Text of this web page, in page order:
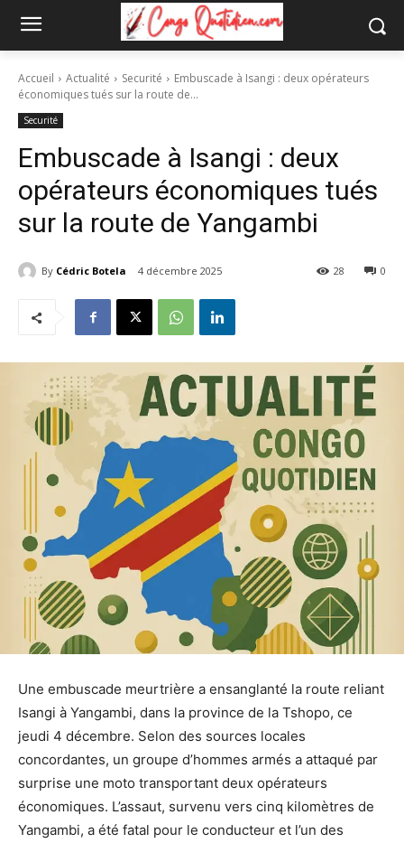
Accueil Actualité Securité
Embuscade à Isangi : deux opérateurs
économiques tués sur la route de...
Securité
Embuscade à Isangi : deux
opérateurs économiques tués
sur la route de Yangambi
By Cédric Botela 4 décembre 2025 0
28
Une embuscade meurtrière a ensanglanté la route reliant
Isangi à Yangambi, dans la province de la Tshopo, ce
jeudi 4 décembre. Selon des sources locales
concordantes, un groupe d’hommes armés a attaqué par
surprise une moto transportant deux opérateurs
économiques. L’assaut, survenu vers cinq kilomètres de
Yangambi, a été fatal pour le conducteur et l’un des